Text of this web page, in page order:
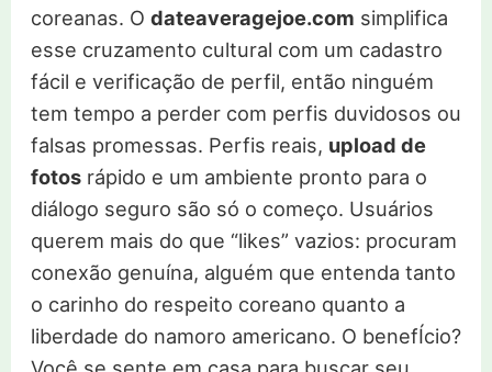
coreanas. O dateaveragejoe.com simplifica
esse cruzamento cultural com um cadastro
fácil e verificação de perfil, então ninguém
tem tempo a perder com perfis duvidosos ou
falsas promessas. Perfis reais, upload de
fotosrápido e um ambiente pronto para o
diálogo seguro são só o começo. Usuários
querem mais do que “likes” vazios: procuram
conexão genuína, alguém que entenda tanto
o carinho do respeito coreano quanto a
liberdade do namoro americano. O benefÍcio?